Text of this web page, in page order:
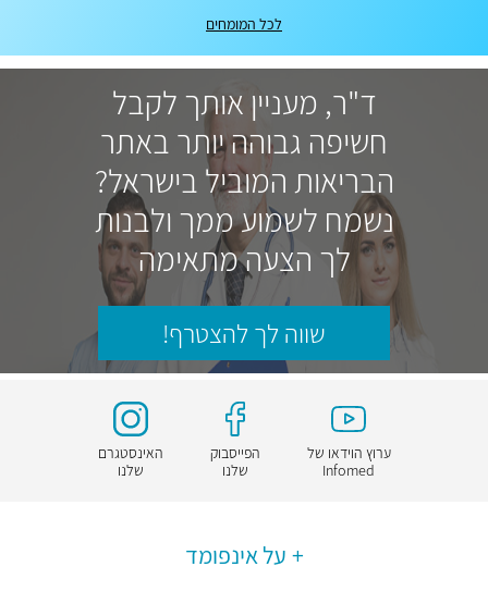
לכל המומחים
ד"ר, מעניין אותך לקבל
חשיפה גבוהה יותר באתר
הבריאות המוביל בישראל?
נשמח לשמוע ממך ולבנות
לך הצעה מתאימה
שווה לך להצטרף!
ערוץ הוידאו של
Infomed
הפייסבוק
שלנו
האינסטגרם
שלנו
על אינפומד